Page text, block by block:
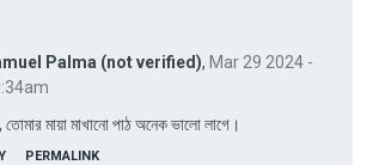
Palma (not verified), Mar 29 2024 -
তোমার মায়া মাখানো পাঠ অনেক ভালো লাগে।
PERMALINK